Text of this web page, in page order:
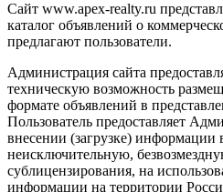
Сайт www.apex-realty.ru
каталог объявлений о
предлагают пользователи.
Администрация сайта
техническую возможность
формате объявлений в
Пользователь предоставляет
внесении (загрузке) информации
неисключительную,
сублицензирования, на
информации на территории